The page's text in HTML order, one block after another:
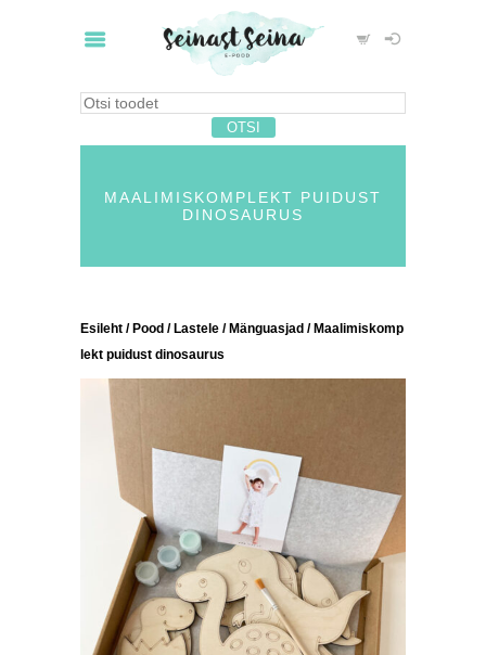
MAALIMISKOMPLEKT PUIDUST
DINOSAURUS
Esileht / Pood / Lastele / Mänguasjad / Maalimiskomp
lekt puidust dinosaurus